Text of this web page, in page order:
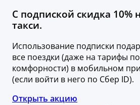
С подпиской скидка 10%
такси.
Использование подписки
все поездки (даже на тарифы
комфорности) в мобильном
(если войти в него по Сбер ID).
Открыть акцию